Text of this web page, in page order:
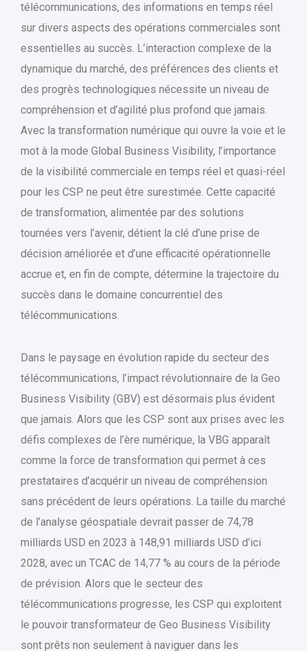
télécommunications, des informations en temps réel
sur divers aspects des opérations commerciales sont
essentielles au succès. L’interaction complexe de la
dynamique du marché, des préférences des clients et
des progrès technologiques nécessite un niveau de
compréhension et d’agilité plus profond que jamais.
Avec la transformation numérique qui ouvre la voie et le
mot à la mode Global Business Visibility, l’importance
de la visibilité commerciale en temps réel et quasi-réel
pour les CSP ne peut être surestimée. Cette capacité
de transformation, alimentée par des solutions
tournées vers l’avenir, détient la clé d’une prise de
décision améliorée et d’une efficacité opérationnelle
accrue et, en fin de compte, détermine la trajectoire du
succès dans le domaine concurrentiel des
télécommunications.
Dans le paysage en évolution rapide du secteur des
télécommunications, l’impact révolutionnaire de la Geo
Business Visibility (GBV) est désormais plus évident
que jamais. Alors que les CSP sont aux prises avec les
défis complexes de l’ère numérique, la VBG apparaît
comme la force de transformation qui permet à ces
prestataires d’acquérir un niveau de compréhension
sans précédent de leurs opérations. La taille du marché
de l’analyse géospatiale devrait passer de 74,78
milliards USD en 2023 à 148,91 milliards USD d’ici
2028, avec un TCAC de 14,77 % au cours de la période
de prévision. Alors que le secteur des
télécommunications progresse, les CSP qui exploitent
le pouvoir transformateur de Geo Business Visibility
sont prêts non seulement à naviguer dans les